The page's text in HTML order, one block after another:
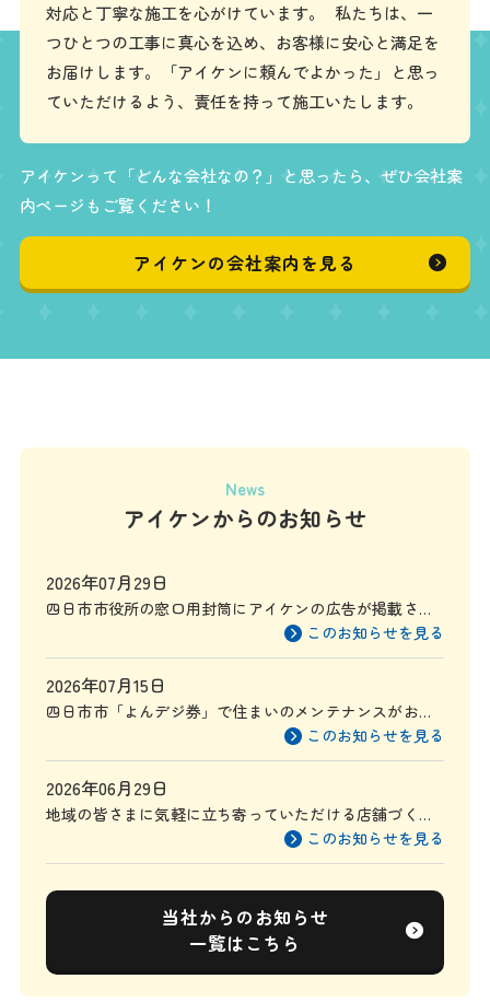
対応と丁寧な施工を心がけています。 私たちは、一
つひとつの工事に真心を込め、お客様に安心と満足を
お届けします。「アイケンに頼んでよかった」と思っ
ていただけるよう、責任を持って施工いたします。
アイケンって「どんな会社なの？」と思ったら、ぜひ会社案
内ページもご覧ください！
アイケンの会社案内を見る
News
アイケンからのお知らせ
2026年07月29日
四日市市役所の窓口用封筒にアイケンの広告が掲載され
このお知らせを見る
2026年07月15日
四日市市「よんデジ券」で住まいのメンテナンスがお得
このお知らせを見る
2026年06月29日
地域の皆さまに気軽に立ち寄っていただける店舗づくり
このお知らせを見る
当社からのお知らせ
一覧はこちら